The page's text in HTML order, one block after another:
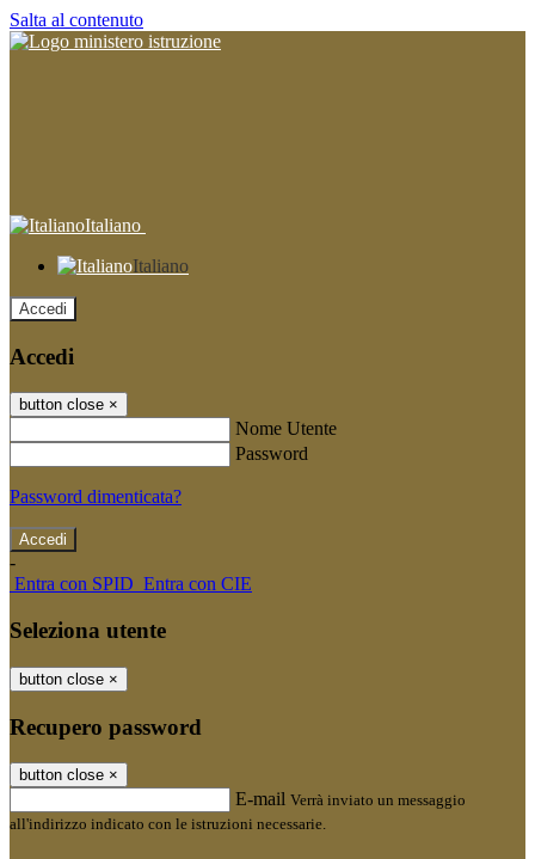
Salta al contenuto
Italiano
Italiano
Accedi
Accedi
button close ×
Nome Utente
Password
Password dimenticata?
-
Entra con SPID Entra con CIE
Seleziona utente
button close ×
Recupero password
button close ×
E-mail Verrà inviato un messaggio
all'indirizzo indicato con le istruzioni necessarie.